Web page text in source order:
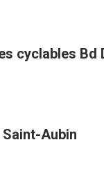
cyclables Bd
Aubin